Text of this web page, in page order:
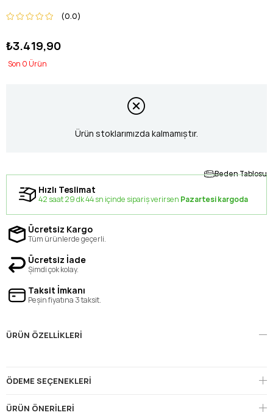
0.0
₺3.419,90
0
Ürün stoklarımızda kalmamıştır.
Beden Tablosu
Hızlı Teslimat
42 saat 29 dk 44 sn içinde sipariş verirsen Pazartesi kargoda
Ücretsiz Kargo
Tüm ürünlerde geçerli.
Ücretsiz İade
Şimdi çok kolay.
Taksit İmkanı
Peşin fiyatına 3 taksit.
ÜRÜN ÖZELLIKLERI
ÖDEME SEÇENEKLERI
ÜRÜN ÖNERILERI